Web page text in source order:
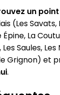
un
(Les Savats,
La
Saules, Les
Grignon) et
.